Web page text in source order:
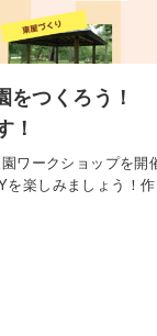
をつくろう！
！
ワークショップを開
を楽しみましょう！作